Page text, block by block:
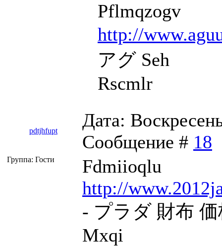
Pflmqzogv
http://
アグ Seh
Rscmlr
pdtjhfupt
Дата:
Сообщение # 18
Группа: Гости
Fdmiioqlu
http://
- プラダ 財布
Mxqi